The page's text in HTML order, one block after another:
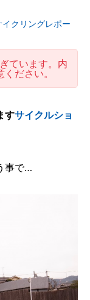
イクリングレポー
ています。内
ださい。
すサイクルショ
事で…